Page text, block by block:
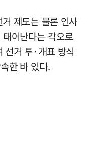
제도는 물론 인사
어난다는 각오로
선거 투·개표 방식
한 바 있다.